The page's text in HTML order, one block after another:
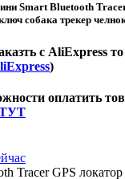
Smart Bluetooth Tracer
собака трекер
с AliExpress
)
оплатить